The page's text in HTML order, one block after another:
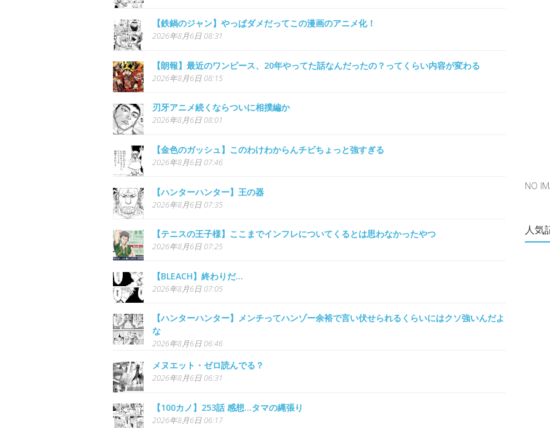
【鉄鍋のジャン】やっぱダメだってこの漫画のアニメ化！
2026年8月6日 08:31
【朗報】最近のワンピース、20年やってた話なんだったの？ってくらい内容が変わる
2026年8月6日 08:15
刃牙アニメ続くならついに相撲編か
2026年8月6日 08:01
【金色のガッシュ】このわけわからんチビちょっと強すぎる
2026年8月6日 07:46
【ハンターハンター】王の器
2026年8月6日 07:35
【テニスの王子様】ここまでインフレについてくるとは思わなかったやつ
2026年8月6日 07:25
【BLEACH】終わりだ…
2026年8月6日 07:05
【ハンターハンター】メンチってハンゾー余裕で言い伏せられるくらいにはクソ強いんだよ
な
2026年8月6日 06:46
メヌエット・ゼロ読んでる？
2026年8月6日 06:31
【100カノ】253話 感想...タマの縄張り
2026年8月6日 06:17
NO
人気